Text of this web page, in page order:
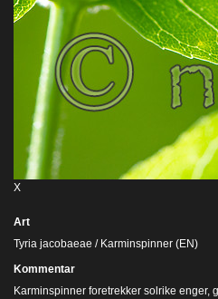
X
Art
Tyria jacobaeae / Karminspinner (EN)
Kommentar
Karminspinner foretrekker solrike enger,